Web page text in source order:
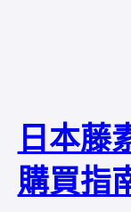
日本藤
購買指